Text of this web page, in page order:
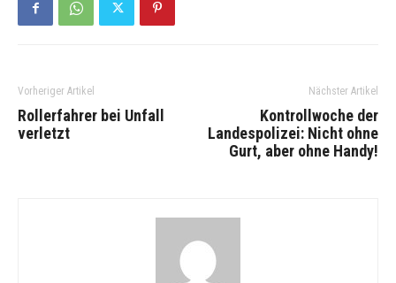
Vorheriger Artikel
Rollerfahrer bei Unfall
verletzt
Nächster Artikel
Kontrollwoche der
Landespolizei: Nicht ohne
Gurt, aber ohne Handy!